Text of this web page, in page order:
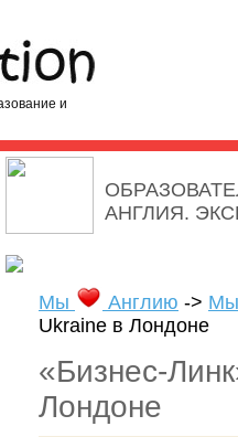
и
АНГЛИЯ.
Мы Англию -> Мы
Ukraine в Лондоне
«Бизнес-
Лондоне